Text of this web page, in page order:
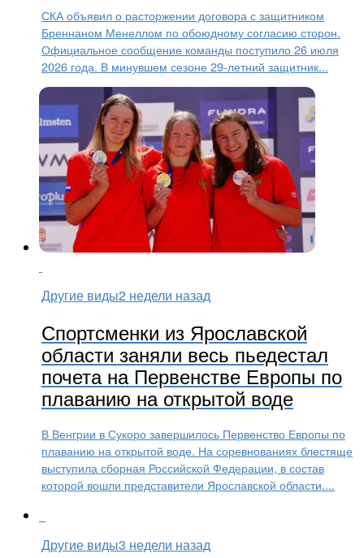
СКА объявил о расторжении договора с защитником
Бреннаном Менеллом по обоюдному согласию сторон.
Официальное сообщение команды поступило 26 июля
2026 года. В минувшем сезоне 29-летний защитник...
Другие виды2 недели назад
Спортсменки из Ярославской
области заняли весь пьедестал
почета на Первенстве Европы по
плаванию на открытой воде
В Венгрии в Сукоро завершилось Первенство Европы по
плаванию на открытой воде. На соревнованиях блестяще
выступила сборная Российской Федерации, в состав
которой вошли представители Ярославской области....
Другие виды3 недели назад